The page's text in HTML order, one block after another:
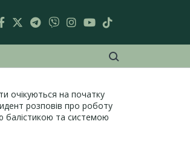
очікуються на початку
розповів про роботу
балістикою та системою